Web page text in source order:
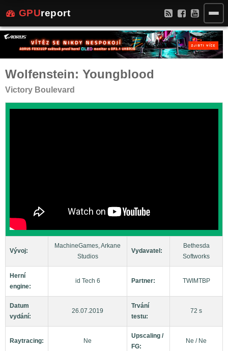
GPUreport
Wolfenstein: Youngblood
Victory Boulevard
Vývoj:
MachineGames, Arkane
Studios
Vydavatel:
Bethesda
Softworks
Herní
engine:
id Tech 6 Partner: TWIMTBP
Datum
vydání:
26.07.2019
Trvání
testu:
72 s
Raytracing: Ne
Upscaling /
FG:
Ne / Ne